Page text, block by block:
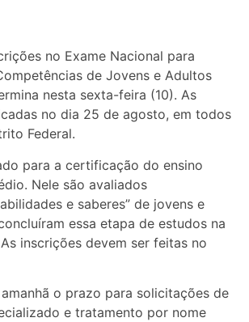
no Exame Nacional para
de Jovens e Adultos
nesta sexta-feira (10). As
no dia 25 de agosto, em todos
Federal.
para a certificação do ensino
Nele são avaliados
e saberes” de jovens e
essa etapa de estudos na
inscrições devem ser feitas no
o prazo para solicitações de
e tratamento por nome